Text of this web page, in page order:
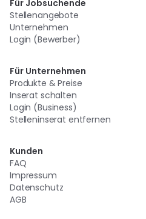
Für Jobsuchende
Stellenangebote
Unternehmen
Login (Bewerber)
Für Unternehmen
Produkte & Preise
Inserat schalten
Login (Business)
Stelleninserat entfernen
Kunden
FAQ
Impressum
Datenschutz
AGB